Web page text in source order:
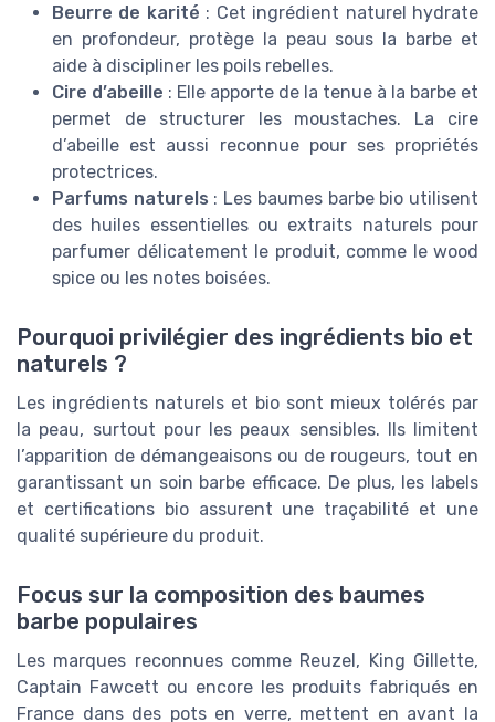
Beurre de karité : Cet ingrédient naturel hydrate
en profondeur, protège la peau sous la barbe et
aide à discipliner les poils rebelles.
Cire d’abeille : Elle apporte de la tenue à la barbe et
permet de structurer les moustaches. La cire
d’abeille est aussi reconnue pour ses propriétés
protectrices.
Parfums naturels : Les baumes barbe bio utilisent
des huiles essentielles ou extraits naturels pour
parfumer délicatement le produit, comme le wood
spice ou les notes boisées.
Pourquoi privilégier des ingrédients bio et
naturels ?
Les ingrédients naturels et bio sont mieux tolérés par
la peau, surtout pour les peaux sensibles. Ils limitent
l’apparition de démangeaisons ou de rougeurs, tout en
garantissant un soin barbe efficace. De plus, les labels
et certifications bio assurent une traçabilité et une
qualité supérieure du produit.
Focus sur la composition des baumes
barbe populaires
Les marques reconnues comme Reuzel, King Gillette,
Captain Fawcett ou encore les produits fabriqués en
France dans des pots en verre, mettent en avant la